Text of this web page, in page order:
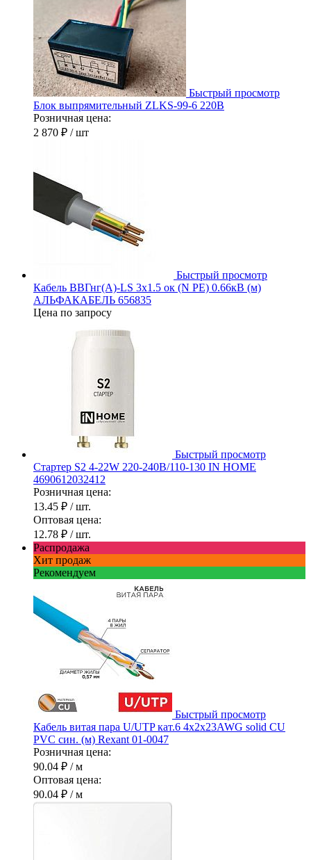
Быстрый просмотр
Блок выпрямительный ZLKS-99-6 220В
Розничная цена:
2 870 ₽ / шт
Быстрый просмотр
Кабель ВВГнг(А)-LS 3х1.5 ок (N PE) 0.66кВ (м)
АЛЬФАКАБЕЛЬ 656835
Цена по запросу
Быстрый просмотр
Стартер S2 4-22W 220-240В/110-130 IN HOME
4690612032412
Розничная цена:
13.45 ₽ / шт.
Оптовая цена:
12.78 ₽ / шт.
Распродажа
Хит продаж
Рекомендуем
Быстрый просмотр
Кабель витая пара U/UTP кат.6 4х2х23AWG solid CU
PVC син. (м) Rexant 01-0047
Розничная цена:
90.04 ₽ / м
Оптовая цена:
90.04 ₽ / м